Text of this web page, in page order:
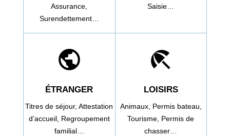
Assurance,
Surendettement…
Saisie…
public
ÉTRANGER
Titres de séjour,Attestation
d’accueil, Regroupement
familial…
beach_access
LOISIRS
Animaux, Permis bateau,
Tourisme, Permis de
chasser…